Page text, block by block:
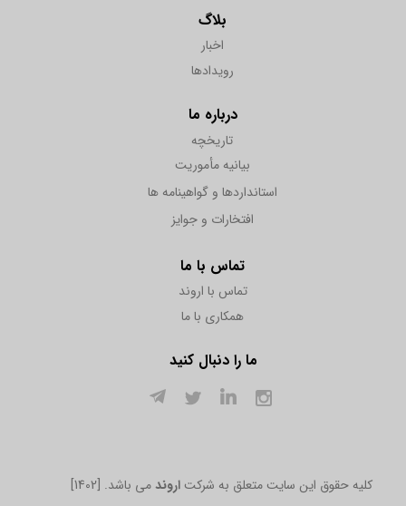
بلاگ
اخبار
رویدادها
درباره ما
تاریخچه
بیانیه مأموریت
استانداردها و گواهینامه ها
افتخارات و جوایز
تماس با ما
تماس با اروند
همکاری با ما
ما را دنبال کنید
[1402] .کلیه حقوق این سایت متعلق به شرکت اروندمی باشد